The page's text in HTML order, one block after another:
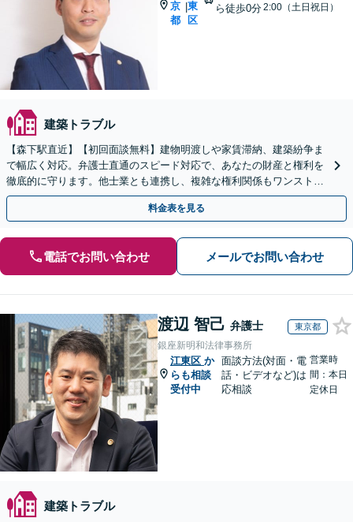
京
都
|東
区
ら徒歩0分2:00（土日祝日）
建築トラブル
【森下駅直近】【初回面談無料】建物明渡しや家賃滞納、建築紛争ま
で幅広く対応。弁護士直通のスピード対応で、あなたの財産と権利を
徹底的に守ります。他士業とも連携し、複雑な権利関係もワンストッ
プで解決。【弁護士直通・LINE相談可】
料金表を見る
電話でお問い合わせ メールでお問い合わせ
渡辺 智己 弁護士 東京都
銀座新明和法律事務所
江東区 か
らも相談
受付中
面談方法(対面・電
話・ビデオなど)は
応相談
営業時
間：本日
定休日
建築トラブル